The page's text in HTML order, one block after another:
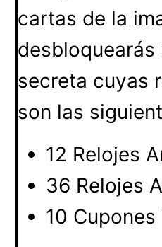
cartas de la
desbloquearás
secreta cuyas
son las
12 Relojes
36 Relojes
10 Cupones